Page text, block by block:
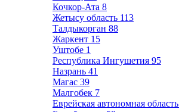
Кочкор-Ата 8
Жетысу область 113
Талдыкорган 88
Жаркент 15
Уштобе 1
Республика Ингушетия 95
Назрань 41
Магас 39
Малгобек 7
Еврейская автономная область